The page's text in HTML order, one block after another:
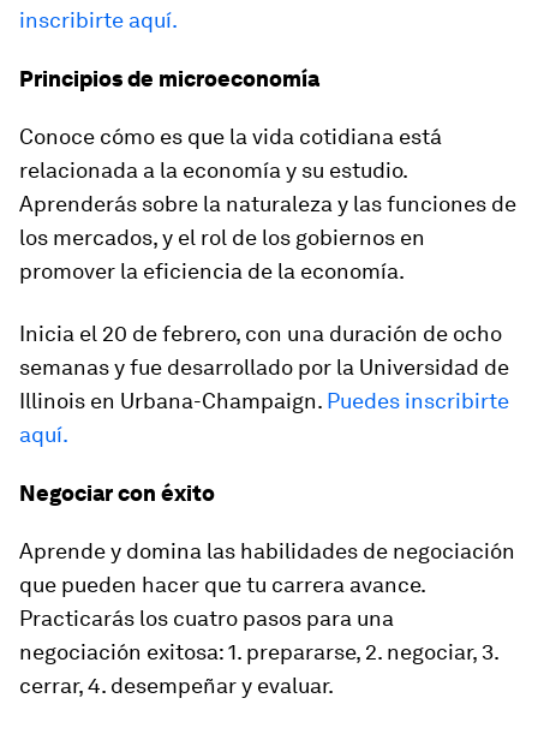
inscribirte aquí.
Principios de microeconomía
Conoce cómo es que la vida cotidiana está
relacionada a la economía y su estudio.
Aprenderás sobre la naturaleza y las funciones de
los mercados, y el rol de los gobiernos en
promover la eficiencia de la economía.
Inicia el 20 de febrero, con una duración de ocho
semanas y fue desarrollado por la Universidad de
Illinois en Urbana-Champaign. Puedes inscribirte
aquí.
Negociar con éxito
Aprende y domina las habilidades de negociación
que pueden hacer que tu carrera avance.
Practicarás los cuatro pasos para una
negociación exitosa: 1. prepararse, 2. negociar, 3.
cerrar, 4. desempeñar y evaluar.